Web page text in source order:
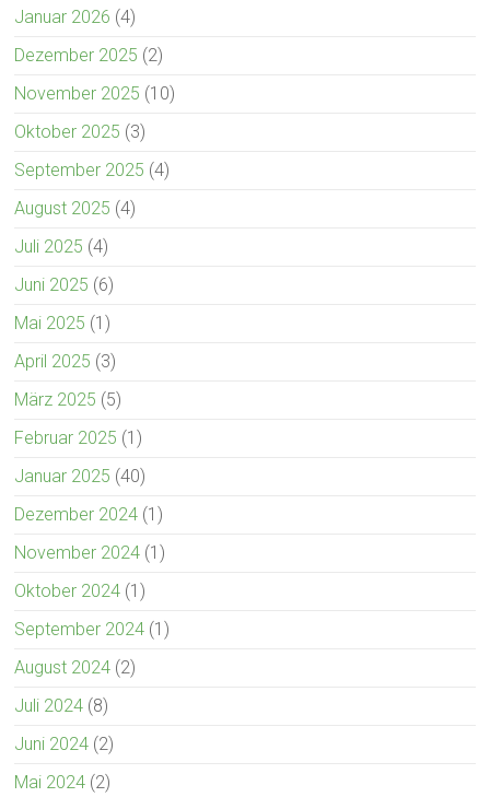
Januar 2026 (4)
Dezember 2025 (2)
November 2025 (10)
Oktober 2025 (3)
September 2025 (4)
August 2025 (4)
Juli 2025 (4)
Juni 2025 (6)
Mai 2025 (1)
April 2025 (3)
März 2025 (5)
Februar 2025 (1)
Januar 2025 (40)
Dezember 2024 (1)
November 2024 (1)
Oktober 2024 (1)
September 2024 (1)
August 2024 (2)
Juli 2024 (8)
Juni 2024 (2)
Mai 2024 (2)